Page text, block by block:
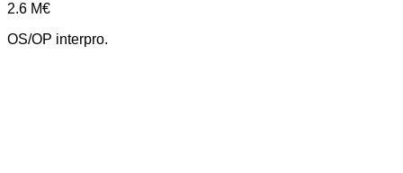
2.6 M€
OS/OP interpro.